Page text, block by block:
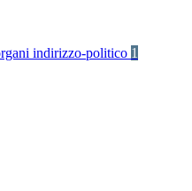
indirizzo-politico 1